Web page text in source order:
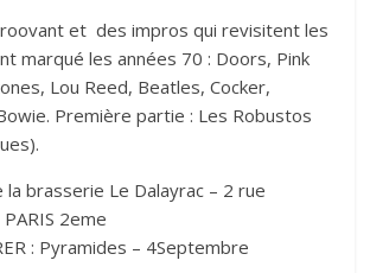
et des impros qui revisitent les
marqué les années 70 : Doors, Pink
Lou Reed, Beatles, Cocker,
Première partie : Les Robustos
la brasserie Le Dalayrac – 2 rue
2eme
: Pyramides – 4Septembre